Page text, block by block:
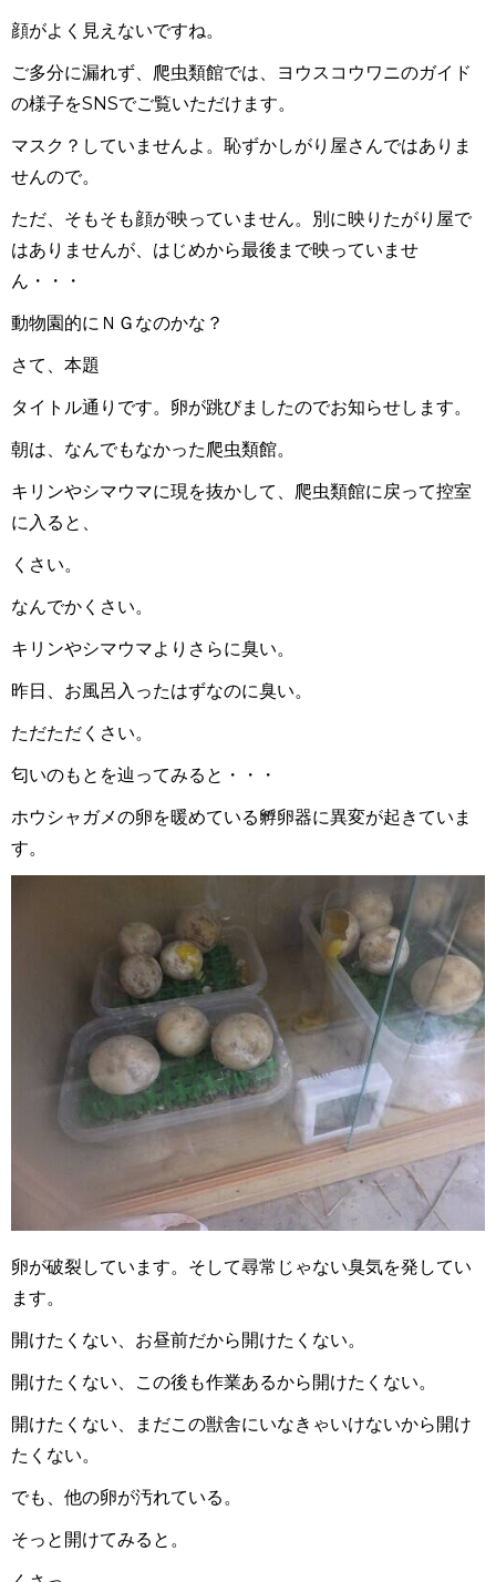
顔がよく見えないですね。
ご多分に漏れず、爬虫類館では、ヨウスコウワニのガイド
の様子をSNSでご覧いただけます。
マスク？していませんよ。恥ずかしがり屋さんではありま
せんので。
ただ、そもそも顔が映っていません。別に映りたがり屋で
はありませんが、はじめから最後まで映っていませ
ん・・・
動物園的にＮＧなのかな？
さて、本題
タイトル通りです。卵が跳びましたのでお知らせします。
朝は、なんでもなかった爬虫類館。
キリンやシマウマに現を抜かして、爬虫類館に戻って控室
に入ると、
くさい。
なんでかくさい。
キリンやシマウマよりさらに臭い。
昨日、お風呂入ったはずなのに臭い。
ただただくさい。
匂いのもとを辿ってみると・・・
ホウシャガメの卵を暖めている孵卵器に異変が起きていま
す。
卵が破裂しています。そして尋常じゃない臭気を発してい
ます。
開けたくない、お昼前だから開けたくない。
開けたくない、この後も作業あるから開けたくない。
開けたくない、まだこの獣舎にいなきゃいけないから開け
たくない。
でも、他の卵が汚れている。
そっと開けてみると。